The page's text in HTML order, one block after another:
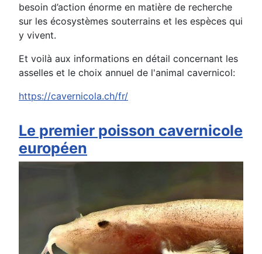
besoin d’action énorme en matière de recherche
sur les écosystèmes souterrains et les espèces qui
y vivent.
Et voilà aux informations en détail concernant les
asselles et le choix annuel de l'animal cavernicol:
https://cavernicola.ch/fr/
Le premier poisson cavernicole
européen